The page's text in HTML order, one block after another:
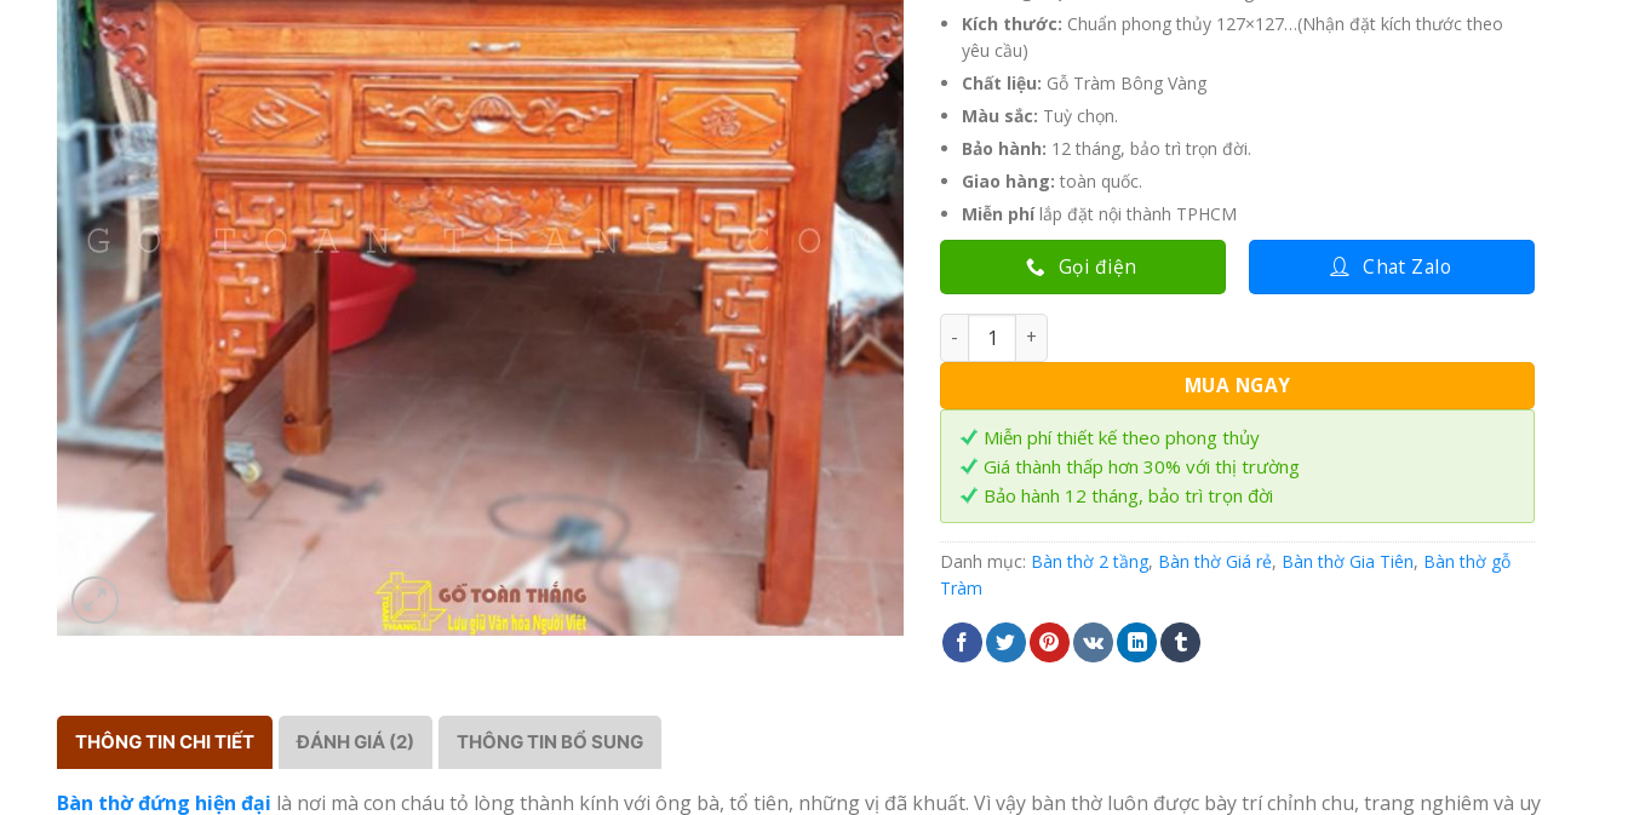
7.000.000₫.
là:
Kích thước: Chuẩn phong thủy 127×127…(Nhận đặt kích thước theo
yêu cầu)
Chất liệu: Gỗ Tràm Bông Vàng
Màu sắc: Tuỳ chọn.
Bảo hành: 12 tháng, bảo trì trọn đời.
Giao hàng: toàn quốc.
Miễn phílắp đặt nội thành TPHCM
Gọi điện Chat Zalo
Bàn Thờ Gia Tiên gỗ Tràm 2 tầng GTT-02 số lượng
MUA NGAY
Miễn phí thiết kế theo phong thủy
Giá thành thấp hơn 30% với thị trường
Bảo hành 12 tháng, bảo trì trọn đời
Danh mục: Bàn thờ 2 tầng, Bàn thờ Giá rẻ, Bàn thờ Gia Tiên, Bàn thờ gỗ
Tràm
THÔNG TIN CHI TIẾT ĐÁNH GIÁ (2) THÔNG TIN BỔ SUNG
Bàn thờ đứng hiện đại là nơi mà con cháu tỏ lòng thành kính với ông bà, tổ tiên, những vị đã khuất. Vì vậy bàn thờ luôn được bày trí chỉnh chu, trang nghiêm và uy